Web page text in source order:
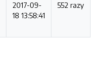
2017-09-
18 13:58:41
552 razy